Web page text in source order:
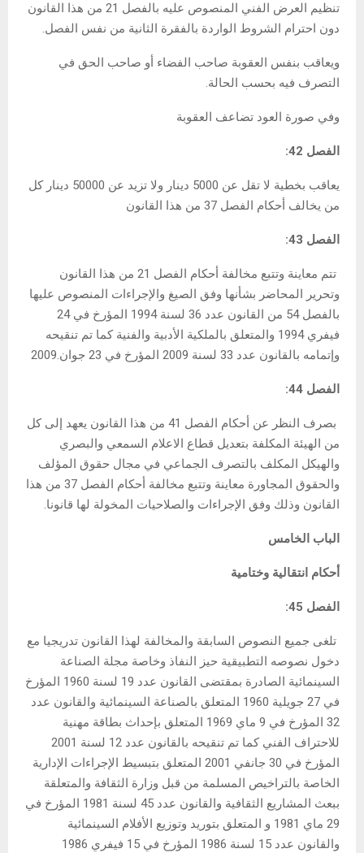
تنظيم العرض الفني المنصوص عليه بالفصل 21 من هذا القانون
دون احترام الشروط الواردة بالفقرة الثانية من نفس الفصل.
ويعاقب بنفس العقوبة صاحب الفضاء أو صاحب الحق في
التصرف فيه بحسب الحالة.
وفي صورة العود تضاعف العقوبة
الفصل 42:
يعاقب بخطية لا تقل عن 5000 دينار ولا تزيد عن 50000 دينار كل
من يخالف أحكام الفصل 37 من هذا القانون
الفصل 43:
تتم معاينة وتتبع مخالفة أحكام الفصل 21 من هذا القانون
وتحرير المحاضر بشأنها وفق الصيغ والإجراءات المنصوص عليها
بالفصل 54 من القانون عدد 36 لسنة 1994 المؤرخ في 24
فيفري 1994 والمتعلق بالملكية الأدبية والفنية كما تم تنقيحه
وإتمامه بالقانون عدد 33 لسنة 2009 المؤرخ في 23 جوان.2009
الفصل 44:
بصرف النظر عن أحكام الفصل 41 من هذا القانون يعهد إلى كل
من الهيئة المكلفة بتعديل قطاع الاعلام السمعي والبصري
والهيكل المكلف بالتصرف الجماعي في مجال حقوق المؤلف
والحقوق المجاورة معاينة وتتبع مخالفة أحكام الفصل 37 من هذا
القانون وذلك وفق الإجراءات والصلاحيات المخولة لها قانونا.
الباب الخامس
أحكام انتقالية وختامية
الفصل 45:
تلغى جميع النصوص السابقة والمخالفة لهذا القانون تدريجيا مع
دخول نصوصه التطبيقية حيز النفاذ وخاصة مجلة الصناعة
السينمائية الصادرة بمقتضى القانون عدد 19 لسنة 1960 المؤرخ
في 27 جويلية 1960 المتعلق بالصناعة السينمائية والقانون عدد
32 المؤرخ في 9 ماي 1969 المتعلق بإحداث بطاقة مهنية
للاحتراف الفني كما تم تنقيحه بالقانون عدد 12 لسنة 2001
المؤرخ في 30 جانفي 2001 المتعلق بتبسيط الإجراءات الإدارية
الخاصة بالتراخيص المسلمة من قبل وزارة الثقافة والمتعلقة
ببعث المشاريع الثقافية والقانون عدد 45 لسنة 1981 المؤرخ في
29 ماي 1981 و المتعلق بتوريد وتوزيع الأفلام السينمائية
والقانون عدد 15 لسنة 1986 المؤرخ في 15 فيفري 1986